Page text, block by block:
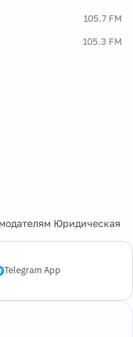
105.7 FM
105.3 FM
Юридическая
Telegram App